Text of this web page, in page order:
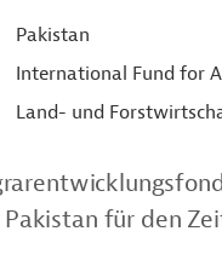
Pakistan
International Fund for
Land- und
für den